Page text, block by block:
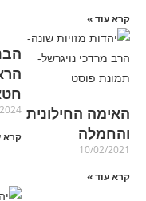
קרא עוד »
האימה החילונית
והחמלה
10/02/2021
קרא עוד »
קרא